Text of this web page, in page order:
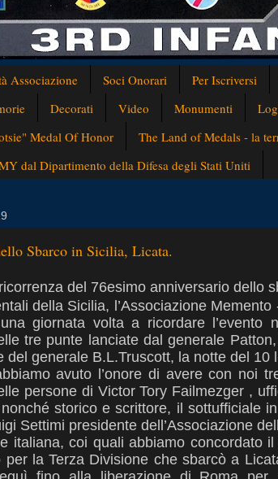
Associazione Soci Onorari Per Iscriversi
Decorati Video Monumenti
Medal Of Honor
The Land of Medals - la
dal Dipartimento della Difesa degli Stati Uniti
Sbarco in Sicilia, Licata.
del 76esimo anniversario dello
della Sicilia, l’Associazione
giornata volta a ricordare l’evento
tre punte lanciate dal generale
del generale B.L.Truscott, la notte del 10
avuto l’onore di avere con noi
persone di Victor Tory Failmezger ,
nonché storico e scrittore, il sottufficiale
Settimi presidente dell’Associazione
italiana, coi quali abbiamo concordato
per la Terza Divisione che sbarcò a